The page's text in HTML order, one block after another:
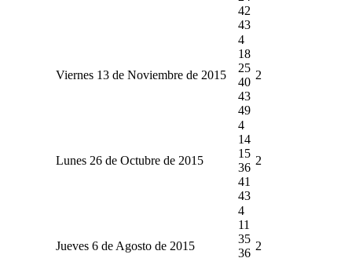
42
43
Viernes 13 de Noviembre de 2015
4
18
25
40
43
49
2
Lunes 26 de Octubre de 2015
4
14
15
36
41
43
2
Jueves 6 de Agosto de 2015
4
11
35
36
2